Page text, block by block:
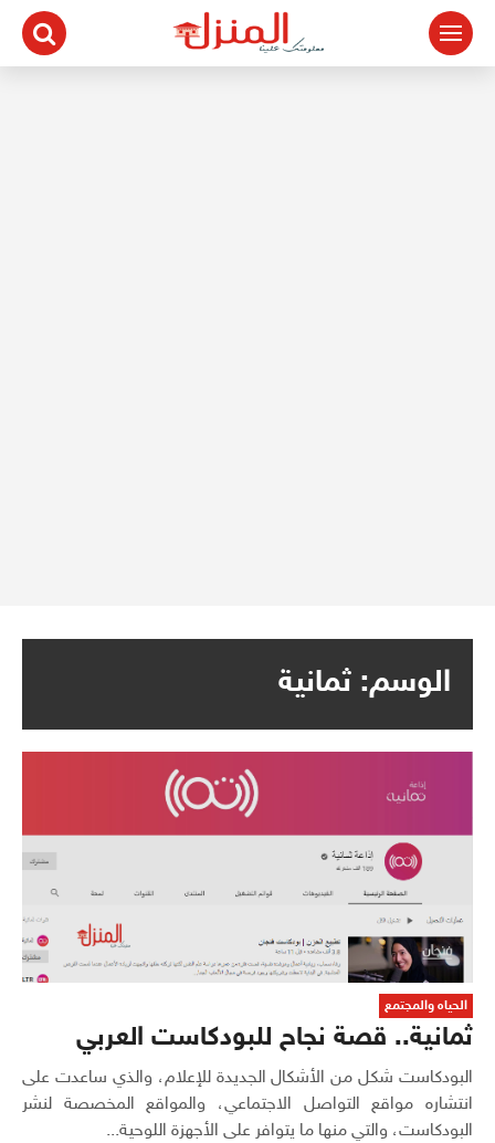
التجاوز
المحتوى
الوسم: ثمانية
الحياه والمجتمع
ثمانية.. قصة نجاح للبودكاست العربي
البودكاست شكل من الأشكال الجديدة للإعلام، والذي ساعدت على
انتشاره مواقع التواصل الاجتماعي، والمواقع المخصصة لنشر
البودكاست، والتي منها ما يتوافر على الأجهزة اللوحية...